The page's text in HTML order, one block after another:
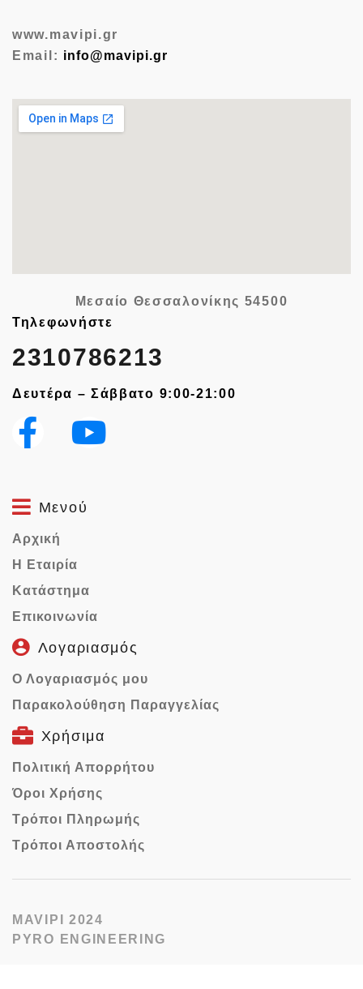
www.mavipi.gr
Email: info@mavipi.gr
Μεσαίο Θεσσαλονίκης 54500
Τηλεφωνήστε
2310786213
Δευτέρα – Σάββατο 9:00-21:00
Μενού
Αρχική
Η Εταιρία
Κατάστημα
Επικοινωνία
Λογαριασμός
Ο Λογαριασμός μου
Παρακολούθηση Παραγγελίας
Χρήσιμα
Πολιτική Απορρήτου
Όροι Χρήσης
Τρόποι Πληρωμής
Τρόποι Αποστολής
MAVIPI 2024
PYRO ENGINEERING